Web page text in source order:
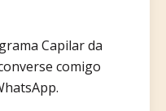
Capilar da
comigo